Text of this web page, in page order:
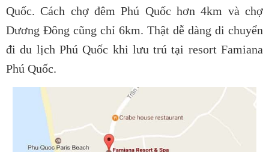
Quốc. Cách chợ đêm Phú Quốc hơn 4km và chợ
Dương Đông cũng chỉ 6km. Thật dễ dàng di chuyển
đi du lịch Phú Quốc khi lưu trú tại resort Famiana
Phú Quốc.